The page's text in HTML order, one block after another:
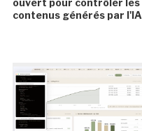
ouvert pour contrôler les
contenus générés par l'IA